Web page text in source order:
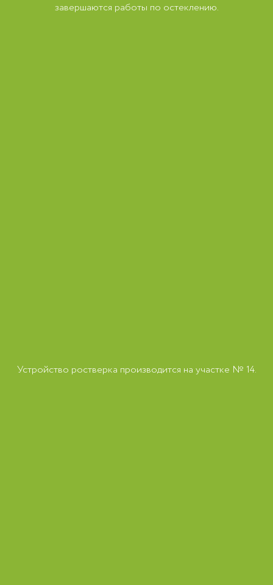
завершаются работы по остеклению.
Устройство ростверка производится на участке № 14.